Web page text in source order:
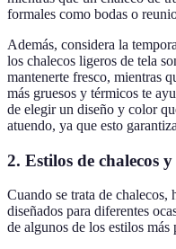
formales como bodas o
Además, considera la
los chalecos ligeros de tela
mantenerte fresco, mientras
más gruesos y térmicos te
de elegir un diseño y color
atuendo, ya que esto
2. Estilos de chalecos y
Cuando se trata de chalecos,
diseñados para diferentes
de algunos de los estilos más